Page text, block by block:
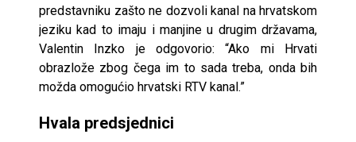
predstavniku zašto ne dozvoli kanal na hrvatskom
jeziku kad to imaju i manjine u drugim državama,
Valentin Inzko je odgovorio: “Ako mi Hrvati
obrazlože zbog čega im to sada treba, onda bih
možda omogućio hrvatski RTV kanal.”
Hvala predsjednici